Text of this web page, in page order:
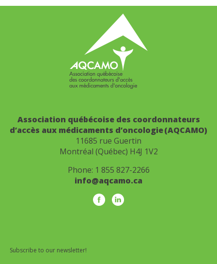
Association québécoise des coordonnateurs
d’accès aux médicaments d’oncologie (AQCAMO)
11685 rue Guertin
Montréal (Québec) H4J 1V2
Phone: 1 855 827-2266
info@aqcamo.ca
Subscribe to our newsletter!